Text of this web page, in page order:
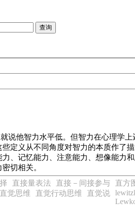
说他智力水平低。但智力在心理学
定义从不同角度对智力的本质作了
、记忆能力、注意能力、想像能力
切相关。
直接量表法 直接－间接参与 直方
直觉思维 直觉行动思维 直觉说